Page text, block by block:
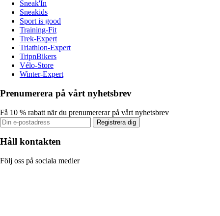
Sneak'In
Sneakids
Sport is good
Training-Fit
Trek-Expert
Triathlon-Expert
TripnBikers
Vélo-Store
Winter-Expert
Prenumerera på vårt nyhetsbrev
Få 10 % rabatt när du prenumererar på vårt nyhetsbrev
Registrera dig
Håll kontakten
Följ oss på sociala medier